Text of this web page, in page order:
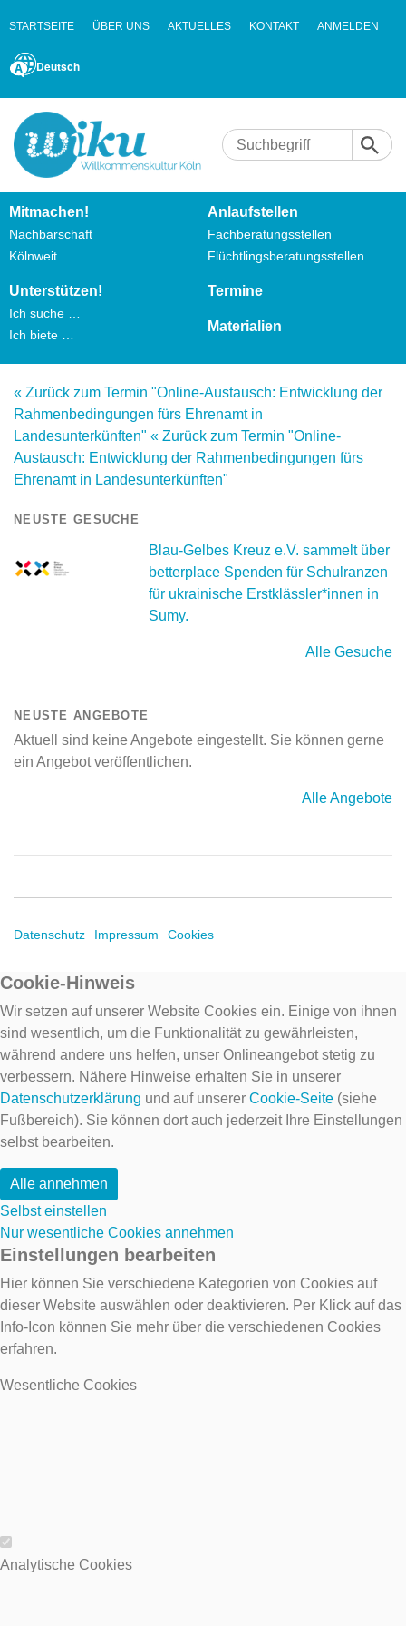
STARTSEITE ÜBER UNS AKTUELLES KONTAKT ANMELDEN
Deutsch
Mitmachen!
Nachbarschaft
Kölnweit
Anlaufstellen
Fachberatungsstellen
Flüchtlingsberatungsstellen
Unterstützen!
Ich suche …
Ich biete …
Termine
Materialien
« Zurück zum Termin "Online-Austausch: Entwicklung der
Rahmenbedingungen fürs Ehrenamt in
Landesunterkünften" « Zurück zum Termin "Online-
Austausch: Entwicklung der Rahmenbedingungen fürs
Ehrenamt in Landesunterkünften"
NEUSTE GESUCHE
Blau-Gelbes Kreuz e.V. sammelt über
betterplace Spenden für Schulranzen
für ukrainische Erstklässler*innen in
Sumy.
Alle Gesuche
NEUSTE ANGEBOTE
Aktuell sind keine Angebote eingestellt. Sie können gerne
ein Angebot veröffentlichen.
Alle Angebote
Datenschutz Impressum Cookies
Cookie-Hinweis
Wir setzen auf unserer Website Cookies ein. Einige von ihnen
sind wesentlich, um die Funktionalität zu gewährleisten,
während andere uns helfen, unser Onlineangebot stetig zu
verbessern. Nähere Hinweise erhalten Sie in unserer
Datenschutzerklärung und auf unserer Cookie-Seite (siehe
Fußbereich). Sie können dort auch jederzeit Ihre Einstellungen
selbst bearbeiten.
Alle annehmen
Selbst einstellen
Nur wesentliche Cookies annehmen
Einstellungen bearbeiten
Hier können Sie verschiedene Kategorien von Cookies auf
dieser Website auswählen oder deaktivieren. Per Klick auf das
Info-Icon können Sie mehr über die verschiedenen Cookies
erfahren.
Wesentliche Cookies
Wesentliche Cookies
Analytische Cookies